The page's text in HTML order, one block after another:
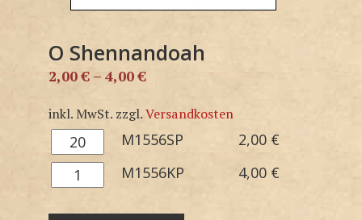
O Shennandoah
2,00€ – 4,00€
inkl. MwSt. zzgl.Versandkosten
M1556SP
Menge
M1556SP 2,00 €
M1556KP
Menge
M1556KP 4,00 €